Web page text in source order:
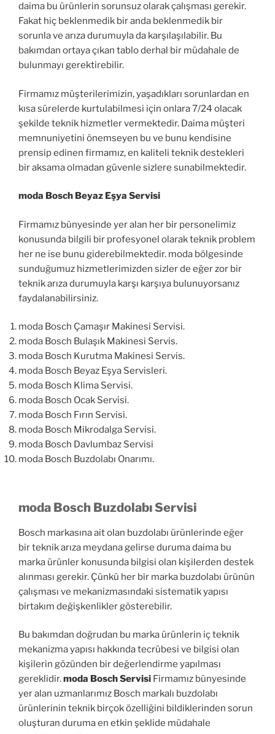
daima bu ürünlerin sorunsuz olarak çalışması gerekir.
Fakat hiç beklenmedik bir anda beklenmedik bir
sorunla ve arıza durumuyla da karşılaşılabilir. Bu
bakımdan ortaya çıkan tablo derhal bir müdahale de
bulunmayı gerektirebilir.
Firmamız müşterilerimizin, yaşadıkları sorunlardan en
kısa sürelerde kurtulabilmesi için onlara 7/24 olacak
şekilde teknik hizmetler vermektedir. Daima müşteri
memnuniyetini önemseyen bu ve bunu kendisine
prensip edinen firmamız, en kaliteli teknik destekleri
bir aksama olmadan güvenle sizlere sunabilmektedir.
moda Bosch Beyaz Eşya Servisi
Firmamız bünyesinde yer alan her bir personelimiz
konusunda bilgili bir profesyonel olarak teknik problem
her ne ise bunu giderebilmektedir. moda bölgesinde
sunduğumuz hizmetlerimizden sizler de eğer zor bir
teknik arıza durumuyla karşı karşıya bulunuyorsanız
faydalanabilirsiniz.
moda Bosch Çamaşır Makinesi Servisi.
moda Bosch Bulaşık Makinesi Servis.
moda Bosch Kurutma Makinesi Servis.
moda Bosch Beyaz Eşya Servisleri.
moda Bosch Klima Servisi.
moda Bosch Ocak Servisi.
moda Bosch Fırın Servisi.
moda Bosch Mikrodalga Servisi.
moda Bosch Davlumbaz Servisi
moda Bosch Buzdolabı Onarımı.
moda Bosch Buzdolabı Servisi
Bosch markasına ait olan buzdolabı ürünlerinde eğer
bir teknik arıza meydana gelirse duruma daima bu
marka ürünler konusunda bilgisi olan kişilerden destek
alınması gerekir. Çünkü her bir marka buzdolabı ürünün
çalışması ve mekanizmasındaki sistematik yapısı
birtakım değişkenlikler gösterebilir.
Bu bakımdan doğrudan bu marka ürünlerin iç teknik
mekanizma yapısı hakkında tecrübesi ve bilgisi olan
kişilerin gözünden bir değerlendirme yapılması
gereklidir.moda Bosch Servisi Firmamız bünyesinde
yer alan uzmanlarımız Bosch markalı buzdolabı
ürünlerinin teknik birçok özelliğini bildiklerinden sorun
oluşturan duruma en etkin şeklide müdahale